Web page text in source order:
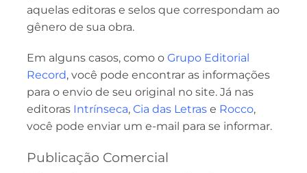
aquelas editoras e selos que correspondam ao
gênero de sua obra.
Em alguns casos, como o Grupo Editorial
Record, você pode encontrar as informações
para o envio de seu original no site. Já nas
editoras Intrínseca, Cia das Letras e Rocco,
você pode enviar um e-mail para se informar.
Publicação Comercial